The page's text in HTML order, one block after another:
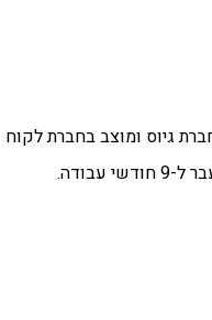
גיוס ומוצב בחברת לקוח